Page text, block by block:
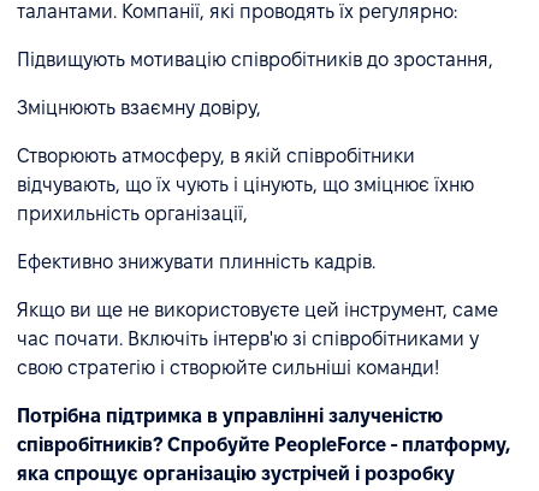
талантами. Компанії, які проводять їх регулярно:
Підвищують мотивацію співробітників до зростання,
Зміцнюють взаємну довіру,
Створюють атмосферу, в якій співробітники
відчувають, що їх чують і цінують, що зміцнює їхню
прихильність організації,
Ефективно знижувати плинність кадрів.
Якщо ви ще не використовуєте цей інструмент, саме
час почати. Включіть інтерв'ю зі співробітниками у
свою стратегію і створюйте сильніші команди!
Потрібна підтримка в управлінні залученістю
співробітників? Спробуйте PeopleForce - платформу,
яка спрощує організацію зустрічей і розробку